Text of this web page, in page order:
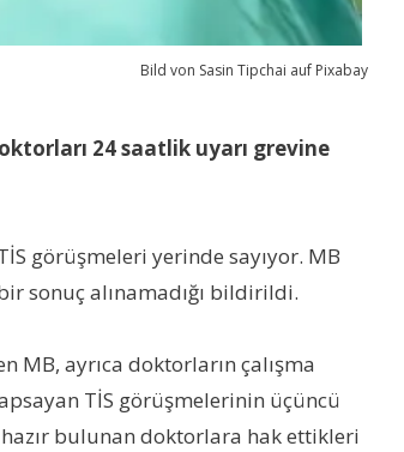
Bild von Sasin Tipchai auf Pixabay
24 saatlik uyarı grevine
görüşmeleri yerinde sayıyor. MB
sonuç alınamadığı bildirildi.
ayrıca doktorların çalışma
TİS görüşmelerinin üçüncü
hazır bulunan doktorlara hak ettikleri